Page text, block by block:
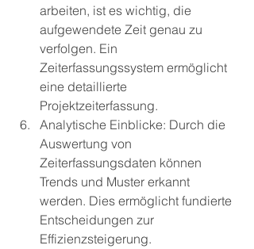
arbeiten, ist es wichtig, die
aufgewendete Zeit genau zu
verfolgen. Ein
Zeiterfassungssystem ermöglicht
eine detaillierte
Projektzeiterfassung.
Analytische Einblicke: Durch die
Auswertung von
Zeiterfassungsdaten können
Trends und Muster erkannt
werden. Dies ermöglicht fundierte
Entscheidungen zur
Effizienzsteigerung.